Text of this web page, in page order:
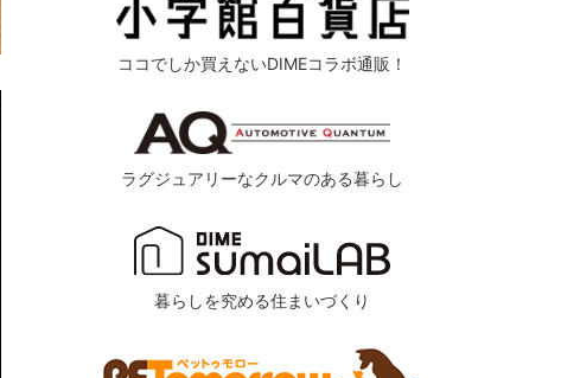
ココでしか買えないDIMEコラボ通販！
ラグジュアリーなクルマのある暮らし
暮らしを究める住まいづくり